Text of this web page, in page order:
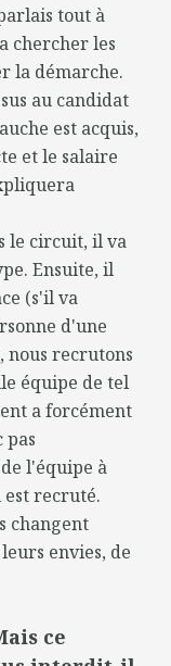
tout à
chercher les
la démarche.
au candidat
est acquis,
et le salaire
le circuit, il va
Ensuite, il
(s'il va
d'une
nous recrutons
équipe de tel
a forcément
pas
l'équipe à
recruté.
changent
envies, de
ce